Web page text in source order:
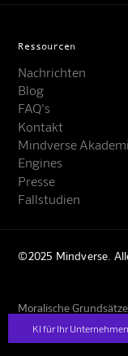
KI für Ihr
Online ·
Ressourcen
Nachrichten
Blog
FAQ's
Kontakt
Mindverse
Engines
Presse
Fallstudien
©2025 Mindverse.
Moralische Grundsätze
Impressum